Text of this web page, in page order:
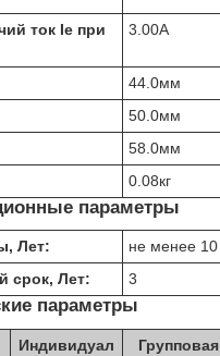
ток Ie при
3.00А
44.0мм
50.0мм
58.0мм
0.08кг
параметры
Лет:
не менее 10
срок, Лет:
3
параметры
Индивидуал
Групповая